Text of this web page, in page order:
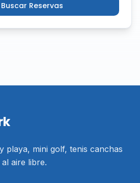
Buscar Reservas
playa, mini golf, tenis canchas
aire libre.